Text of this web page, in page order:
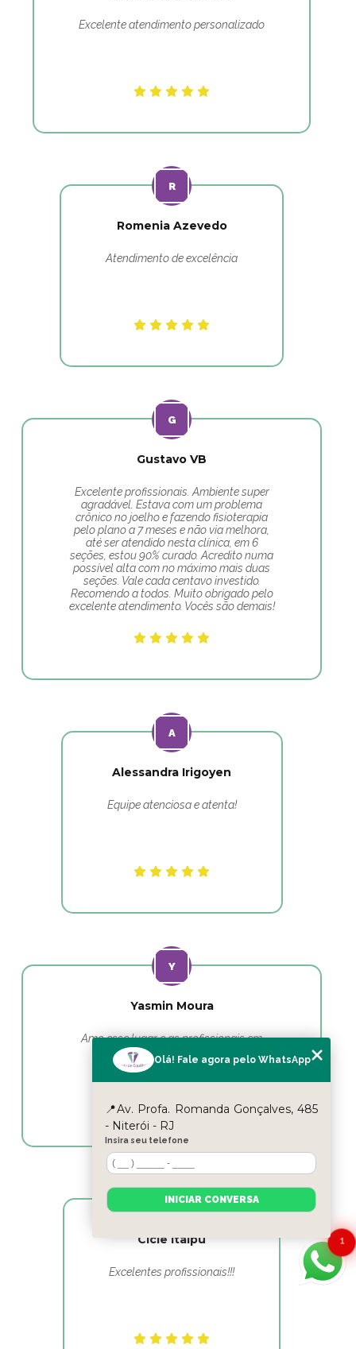
Excelente atendimento personalizado
Romenia Azevedo
Atendimento de excelência
Gustavo VB
Excelente profissionais. Ambiente super
agradável. Estava com um problema
crônico no joelho e fazendo fisioterapia
pelo plano a 7 meses e não via melhora,
até ser atendido nesta clínica, em 6
seções, estou 90% curado. Acredito numa
possível alta com no máximo mais duas
seções. Vale cada centavo investido.
Recomendo a todos. Muito obrigado pelo
excelente atendimento. Vocês são demais!
Alessandra Irigoyen
Equipe atenciosa e atenta!
Yasmin Moura
Amo esse lugar e as profissionais em
fisioterapia as melhores
Cicle Itaipu
Excelentes profissionais!!!
1
Olá! Fale agora pelo WhatsApp
📍Av. Profa. Romanda Gonçalves, 485
- Niterói - RJ
Insira seu telefone
INICIAR CONVERSA